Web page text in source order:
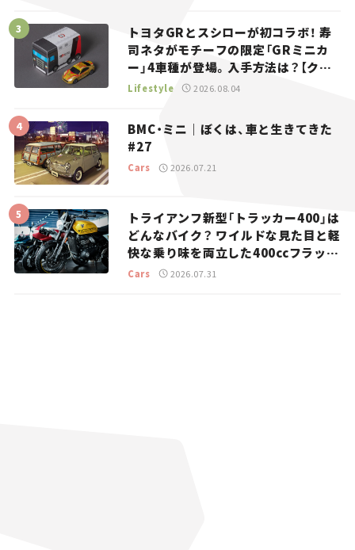
トヨタGRとスシローが初コラボ！ 寿
司ネタがモチーフの限定「GRミニカ
ー」4車種が登場。入手方法は？【クル
マとホビー】
Lifestyle 2026.08.04
BMC・ミニ｜ぼくは、車と生きてきた
#27
Cars 2026.07.21
トライアンフ新型「トラッカー400」は
どんなバイク？ ワイルドな見た目と軽
快な乗り味を両立した400ccフラット
トラッカー【試乗レビュー】
Cars 2026.07.31